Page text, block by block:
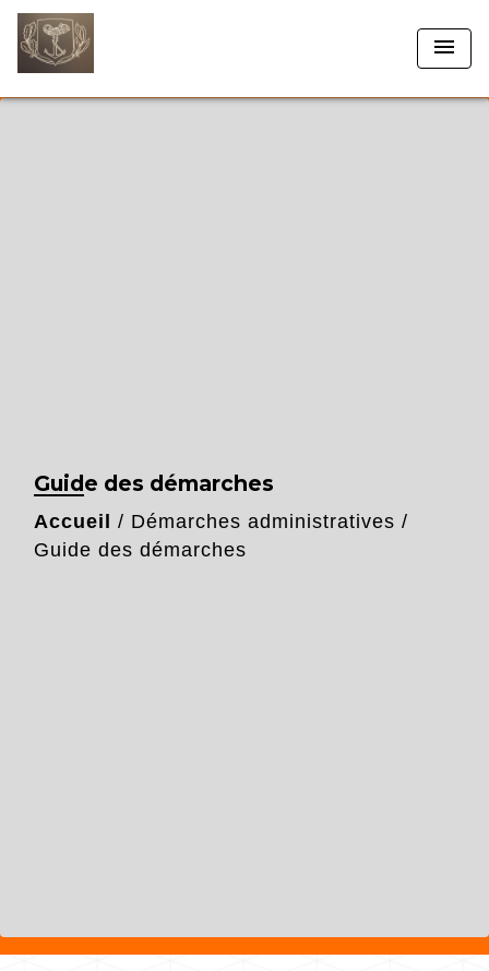
menu
Guide des démarches
Accueil / Démarches administratives /
Guide des démarches